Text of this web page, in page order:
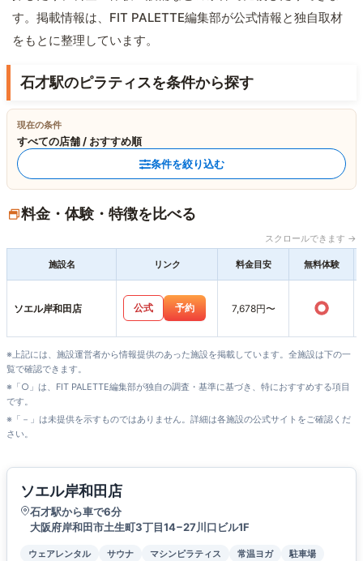
す。掲載情報は、FIT PALETTE編集部が公式情報と独自取材
をもとに整理しています。
石才駅のピラティスを条件から探す
現在の条件
すべての店舗 / おすすめ順
条件を絞り込む
料金・体験・特徴を比べる
スクロールできます →
施設名 リンク 料金目安 無料体験
ソエル岸和田店 公式 予約 7,678円〜 ○
※上記には、施設運営者から情報提供のあった施設を掲載しています。全施設は下の一
覧で確認できます。
※「○」は、FIT PALETTE編集部が独自の調査・基準に基づき、特におすすめする項目
です。
※「－」は未提供を示すものではありません。詳細は各施設の公式サイトをご確認くだ
さい。
ソエル岸和田店
石才駅から車で6分
大阪府岸和田市土生町3丁目14−27川口ビル1F
ウェアレンタル サウナ マシンピラティス 常温ヨガ
駐車場